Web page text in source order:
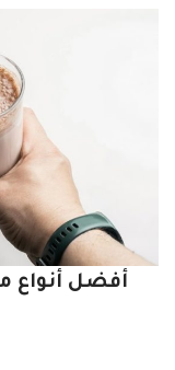
أفضل أنواع